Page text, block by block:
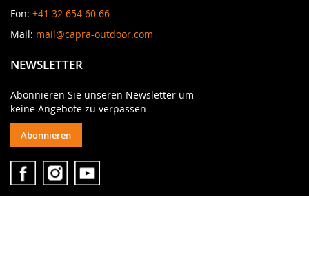
Fon: +41 32 654 60 66
Mail: mail@capra-outdoor.com
NEWSLETTER
Abonnieren Sie unseren Newsletter um
keine Angebote zu verpassen
Abonnieren